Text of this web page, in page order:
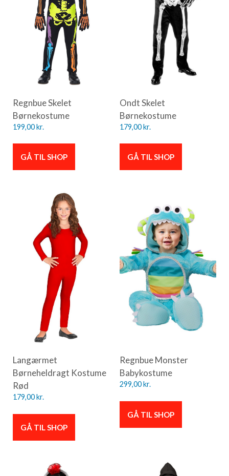
Regnbue Skelet
Børnekostume
199,00kr.
GÅ TIL SHOP
Ondt Skelet
Børnekostume
179,00kr.
GÅ TIL SHOP
Langærmet
Børneheldragt Kostume
Rød
179,00kr.
GÅ TIL SHOP
Regnbue Monster
Babykostume
299,00kr.
GÅ TIL SHOP